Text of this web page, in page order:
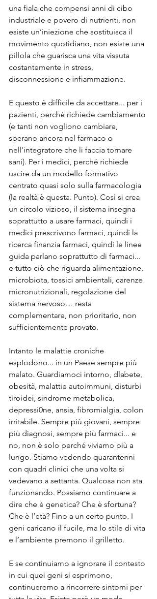
una fiala che compensi anni di cibo
industriale e povero di nutrienti, non
esiste un’iniezione che sostituisca il
movimento quotidiano, non esiste una
pillola che guarisca una vita vissuta
costantemente in stress,
disconnessione e infiammazione.
E questo è difficile da accettare... per i
pazienti, perché richiede cambiamento
(e tanti non vogliono cambiare,
sperano ancora nel farmaco o
nell'integratore che li faccia tornare
sani). Per i medici, perché richiede
uscire da un modello formativo
centrato quasi solo sulla farmacologia
(la realtà è questa. Punto). Così si crea
un circolo vizioso, il sistema insegna
soprattutto a usare farmaci, quindi i
medici prescrivono farmaci, quindi la
ricerca finanzia farmaci, quindi le linee
guida parlano soprattutto di farmaci...
e tutto ciò che riguarda alimentazione,
microbiota, tossici ambientali, carenze
micronutrizionali, regolazione del
sistema nervoso… resta
complementare, non prioritario, non
sufficientemente provato.
Intanto le malattie croniche
espIodono... in un Paese sempre più
malato. Guardiamoci intorno, dlabete,
obesità, malattie autoimmuni, disturbi
tiroidei, sindrome metabolica,
depressi0ne, ansia, fibromialgia, colon
irritabile. Sempre più giovani, sempre
più diagnosi, sempre più farmaci... e
no, non è solo perché viviamo più a
lungo. Stiamo vedendo quarantenni
con quadri clinici che una volta si
vedevano a settanta. Qualcosa non sta
funzionando. Possiamo continuare a
dire che è genetica? Che è sfortuna?
Che è l’età? Fino a un certo punto. I
geni caricano il fuciIe, ma lo stile di vita
e l’ambiente premono il grilletto.
E se continuiamo a ignorare il contesto
in cui quei geni si esprimono,
continueremo a rincorrere sintomi per